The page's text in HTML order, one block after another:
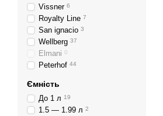
Vissner 6
Royalty Line 7
San ignacio 3
Wellberg 37
Elmani 0
Peterhof 44
Ємність
До 1 л 19
1.5 — 1.99 л 2